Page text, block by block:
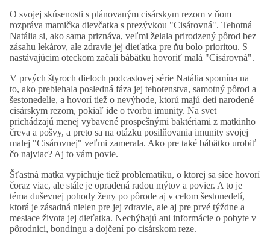
O svojej skúsenosti s plánovaným cisárskym rezom v ňom
rozpráva mamička dievčatka s prezývkou "Cisárovná". Tehotná
Natália si, ako sama priznáva, veľmi želala prirodzený pôrod bez
zásahu lekárov, ale zdravie jej dieťatka pre ňu bolo prioritou. S
nastávajúcim oteckom začali bábätku hovoriť malá "Cisárovná".
V prvých štyroch dieloch podcastovej série Natália spomína na
to, ako prebiehala posledná fáza jej tehotenstva, samotný pôrod a
šestonedelie, a hovorí tiež o nevýhode, ktorú majú deti narodené
cisárskym rezom, pokiaľ ide o tvorbu imunity. Na svet
prichádzajú menej vybavené prospešnými baktériami z matkinho
čreva a pošvy, a preto sa na otázku posilňovania imunity svojej
malej "Cisárovnej" veľmi zamerala. Ako pre také bábätko urobiť
čo najviac? Aj to vám povie.
Šťastná matka vypichuje tiež problematiku, o ktorej sa síce hovorí
čoraz viac, ale stále je opradená radou mýtov a povier. A to je
téma duševnej pohody ženy po pôrode aj v celom šestonedelí,
ktorá je zásadná nielen pre jej zdravie, ale aj pre prvé týždne a
mesiace života jej dieťatka. Nechýbajú ani informácie o pobyte v
pôrodnici, bondingu a dojčení po cisárskom reze.